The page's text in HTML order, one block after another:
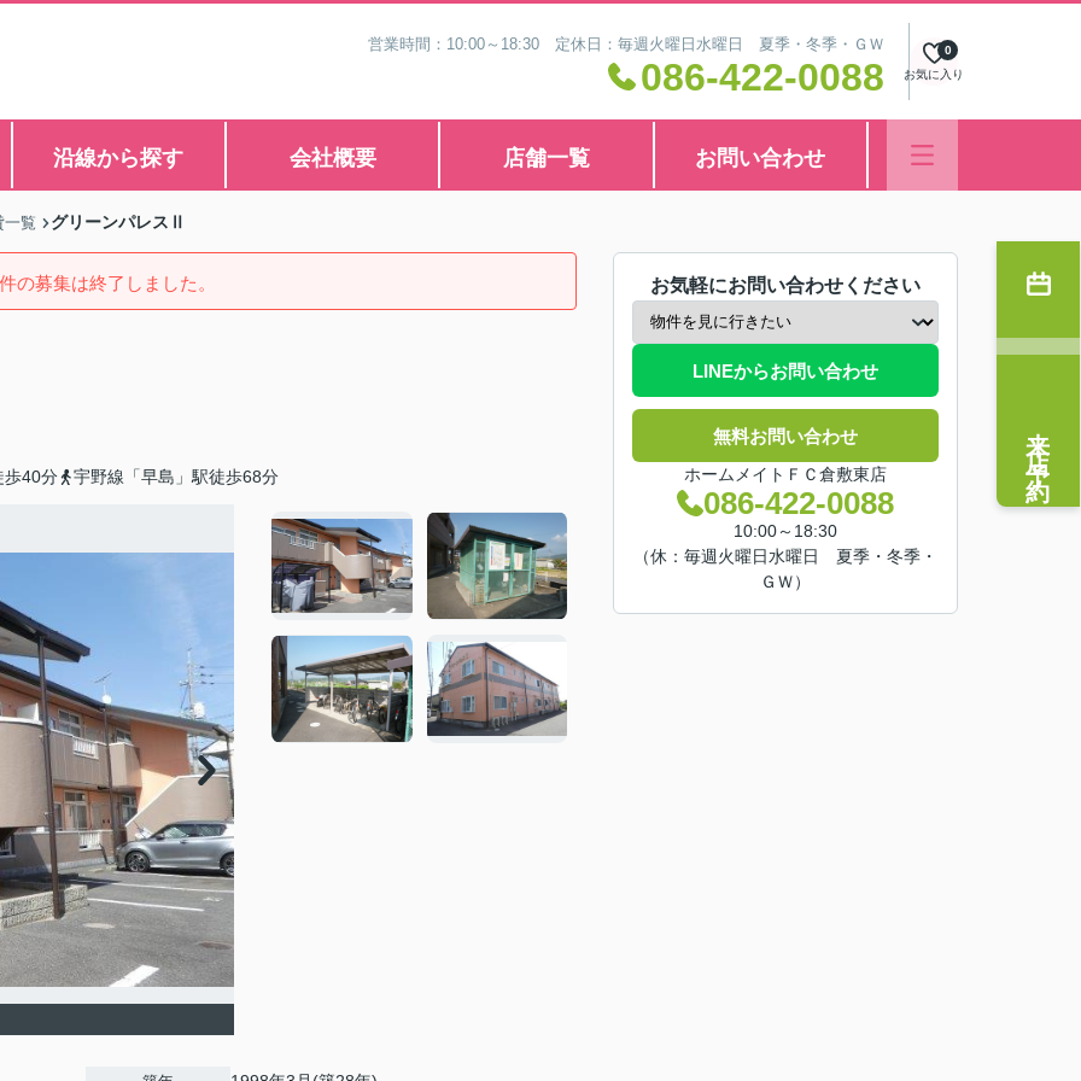
営業時間：10:00～18:30 定休日：毎週火曜日水曜日 夏季・冬季・ＧＷ
086-422-0088 お気に入り
0
沿線から探す 会社概要 店舗一覧 お問い合わせ
一覧 グリーンパレスⅡ
の募集は終了しました。
歩40分 宇野線「早島」駅徒歩68分
お気軽にお問い合わせください
LINEからお問い合わせ
無料お問い合わせ
ホームメイトＦＣ倉敷東店
086-422-0088
10:00～18:30
（休：毎週火曜日水曜日 夏季・冬季・
ＧＷ）
来店予約